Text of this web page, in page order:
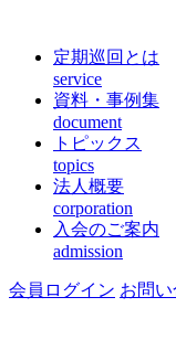
定期巡回とは
service
資料・事例集
document
トピックス
topics
法人概要
corporation
入会のご案内
admission
会員ログイン お問